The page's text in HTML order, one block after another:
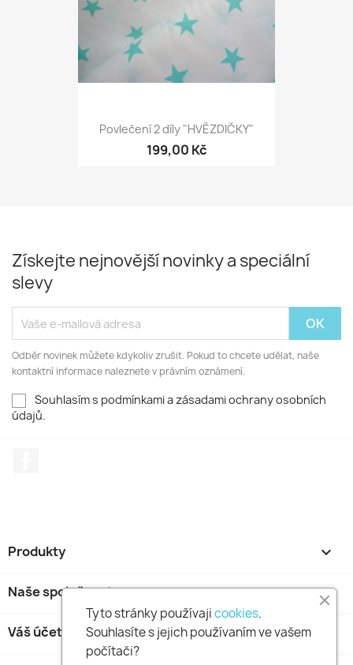
Povlečení 2 díly "HVĚZDIČKY"
199,00 Kč
Získejte nejnovější novinky a speciální
slevy
Odběr novinek můžete kdykoliv zrušit. Pokud to chcete udělat, naše
kontaktní informace naleznete v právním oznámení.
Souhlasím s podmínkami a zásadami ochrany osobních
údajů.
Produkty 
Naše společnost 
Váš účet
Tyto stránky používajicookies.
Souhlasíte s jejich používaním ve vašem
počítači?